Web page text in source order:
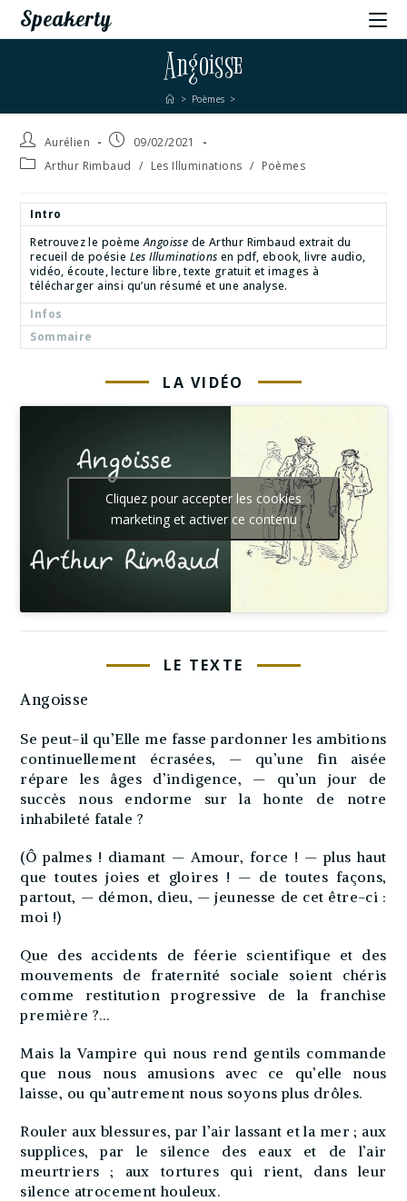
Speakerty
Angoisse
> Poèmes >
Aurélien
09/02/2021
Arthur Rimbaud / Les Illuminations / Poèmes
Intro
Retrouvez le poèmeAngoisse de Arthur Rimbaud extrait du
recueil de poésie Les Illuminations en pdf, ebook, livre audio,
vidéo, écoute, lecture libre, texte gratuit et images à
télécharger ainsi qu’un résumé et une analyse.
Infos
Sommaire
LA VIDÉO
Cliquez pour accepter les cookies
marketing et activer ce contenu
LE TEXTE
Angoisse
Se peut-il qu’Elle me fasse pardonner les ambitions
continuellement écrasées, — qu’une fin aisée
répare les âges d’indigence, — qu’un jour de
succès nous endorme sur la honte de notre
inhabileté fatale ?
(Ô palmes ! diamant — Amour, force ! — plus haut
que toutes joies et gloires ! — de toutes façons,
partout, — démon, dieu, — jeunesse de cet être-ci :
moi !)
Que des accidents de féerie scientifique et des
mouvements de fraternité sociale soient chéris
comme restitution progressive de la franchise
première ?…
Mais la Vampire qui nous rend gentils commande
que nous nous amusions avec ce qu’elle nous
laisse, ou qu’autrement nous soyons plus drôles.
Rouler aux blessures, par l’air lassant et la mer ; aux
supplices, par le silence des eaux et de l’air
meurtriers ; aux tortures qui rient, dans leur
silence atrocement houleux.